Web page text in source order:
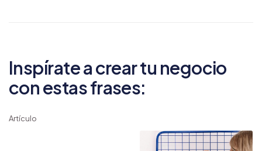
Inspírate a crear tu negocio
con estas frases:
Artículo